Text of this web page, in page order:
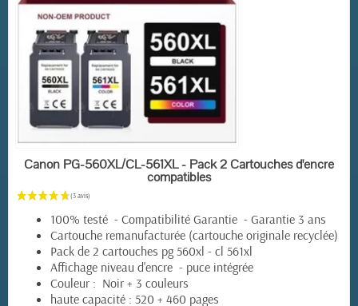
EN STOCK
Canon PG-560XL/CL-561XL - Pack 2 Cartouches d'encre
compatibles
100% testé - Compatibilité Garantie - Garantie 3 ans
Cartouche remanufacturée (cartouche originale recyclée)
Pack de 2 cartouches pg 560xl - cl 561xl
Affichage niveau d'encre - puce intégrée
Couleur : Noir + 3 couleurs
haute capacité : 520 + 460 pages